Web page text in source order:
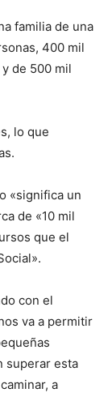
familia de una
400 mil
de 500 mil
lo que
«significa un
de «10 mil
que el
con el
va a permitir
superar esta
a